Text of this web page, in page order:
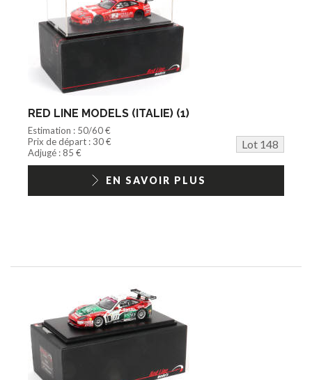
RED LINE MODELS (ITALIE) (1)
Estimation : 50/60 €
Prix de départ : 30 €
Lot 148
Adjugé : 85 €
EN SAVOIR PLUS